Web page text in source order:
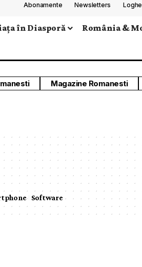
Abonamente Newsletters
în Diasporă România &
Magazine Romanesti
Software